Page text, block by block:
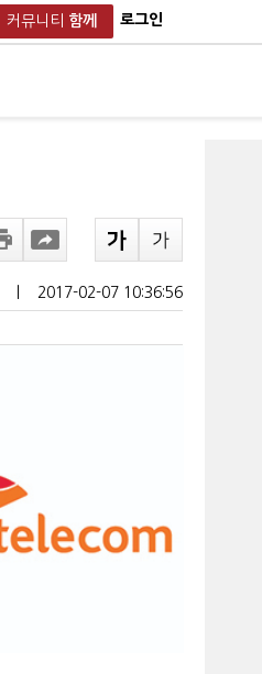
커뮤니티 함께 로그인
2017-02-07 10:36:56